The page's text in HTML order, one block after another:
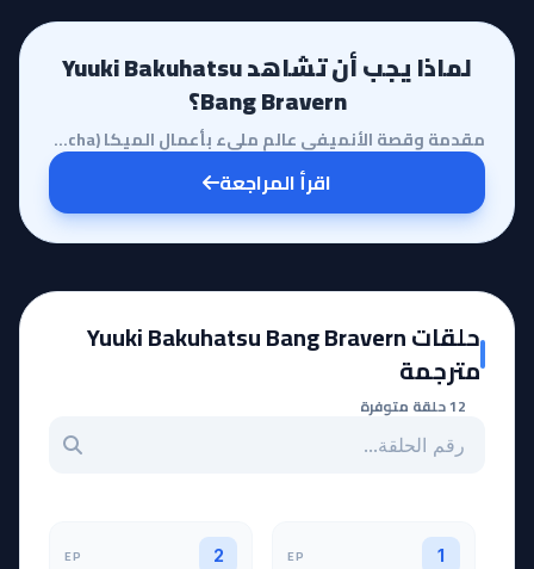
لماذا يجب أن تشاهد Yuuki Bakuhatsu
Bang Bravern؟
مقدمة وقصة الأنميفي عالم مليء بأعمال الميكا (Mecha) التقليدية، يأتي أنمي Yuuki Bakuhatsu Bang Braver...
اقرأ المراجعة
حلقات Yuuki Bakuhatsu Bang Bravern
مترجمة
12 حلقة متوفرة
بحث عن حلقة بالرقم
1
EP
2
EP